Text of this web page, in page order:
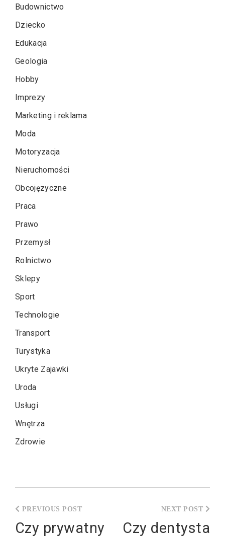
Budownictwo
Dziecko
Edukacja
Geologia
Hobby
Imprezy
Marketing i reklama
Moda
Motoryzacja
Nieruchomości
Obcojęzyczne
Praca
Prawo
Przemysł
Rolnictwo
Sklepy
Sport
Technologie
Transport
Turystyka
Ukryte Zajawki
Uroda
Usługi
Wnętrza
Zdrowie
wpisu
Czy prywatny Czy dentysta